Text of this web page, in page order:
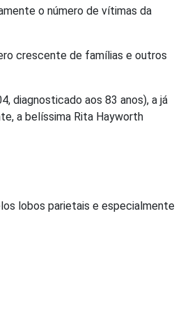
o número de vítimas da
crescente de famílias e outros
diagnosticado aos 83 anos), a já
a belíssima Rita Hayworth
lobos parietais e especialmente